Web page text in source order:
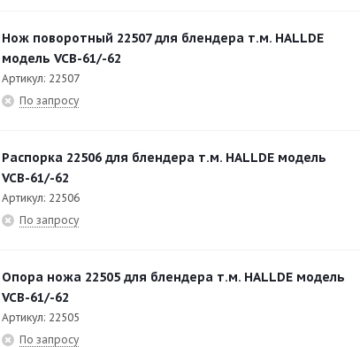
Нож поворотный 22507 для блендера т.м. HALLDE
модель VCB-61/-62
Артикул: 22507
По запросу
Распорка 22506 для блендера т.м. HALLDE модель
VCB-61/-62
Артикул: 22506
По запросу
Опора ножа 22505 для блендера т.м. HALLDE модель
VCB-61/-62
Артикул: 22505
По запросу